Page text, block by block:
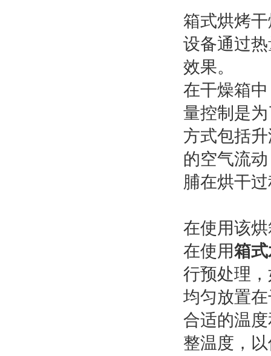
箱式烘烤
设备通过
效果。
在干燥箱
量控制是
方式包括
的空气流
脯在烘干
在使用该
在使用箱
行预处理
均匀放置
合适的温
整温度，